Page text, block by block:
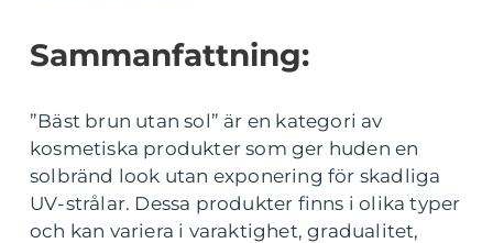
Sammanfattning:
”Bäst brun utan sol” är en kategori av
kosmetiska produkter som ger huden en
solbränd look utan exponering för skadliga
UV-strålar. Dessa produkter finns i olika typer
och kan variera i varaktighet, gradualitet,